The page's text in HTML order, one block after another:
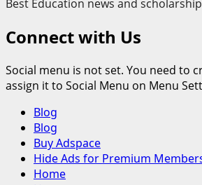
Best Education news and
Connect with Us
Social menu is not set. You need to
assign it to Social Menu on Menu
Primary
Menu
Blog
Blog
Buy Adspace
Hide Ads for Premium
Home